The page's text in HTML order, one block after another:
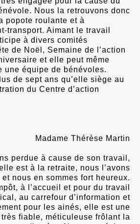
Nous la retrouvons donc
popote roulante et à
transport. Aimant le travail
à divers comités
de Noël, Semaine de l’action
et elle peut même
une équipe de bénévoles.
de sept ans qu’elle siège au
du Centre d’action
Madame Thérèse Martin
perdue à cause de son travail,
est à la retraite, nous l’avons
et nous en sommes fort heureux.
à l’accueil et pour du travail
au carrefour d’information et
pour les ainés, elle est une
très fiable, méticuleuse frôlant la